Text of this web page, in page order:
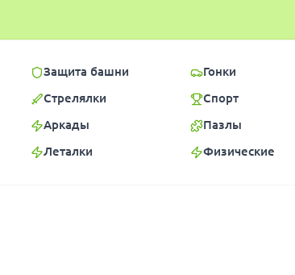
Защита башни
Стрелялки
Аркады
Леталки
Гонки
Спорт
Пазлы
Физические